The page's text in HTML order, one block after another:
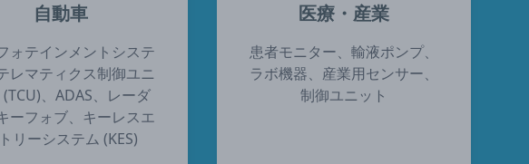
自動車
ォテインメントシステ
レマティクス制御ユニ
(TCU)、ADAS、レーダ
ーフォブ、キーレスエ
リーシステム (KES)
医療・産業
患者モニター、輸液ポンプ、
ラボ機器、産業用センサー、
制御ユニット